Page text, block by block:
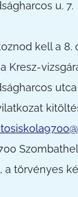
u. 7.
kell a
Kresz-
utca
a törvényes